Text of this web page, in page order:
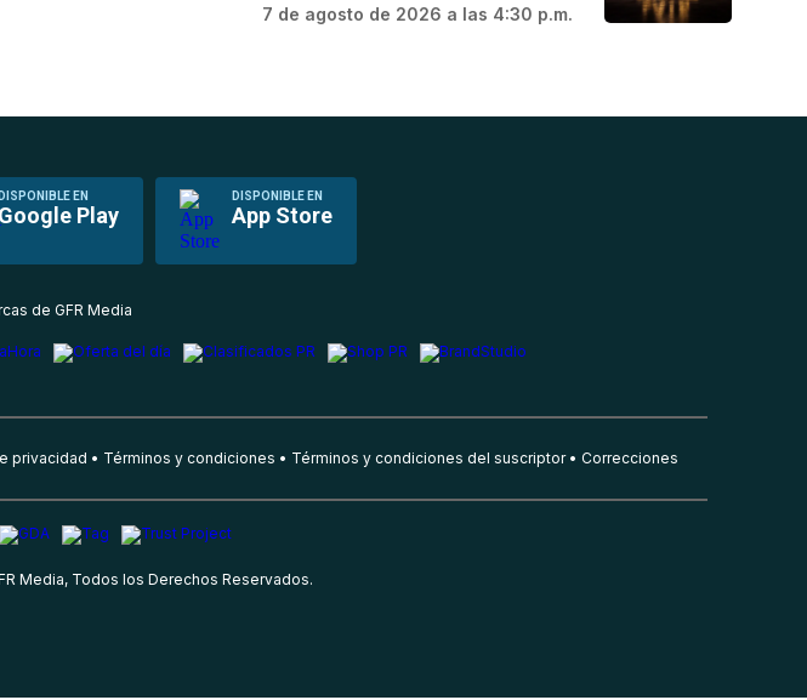
7 de agosto de 2026 a las 4:30 p.m.
DISPONIBLE EN
Play
DISPONIBLE EN
App Store
de GFR Media
privacidad Términos y condiciones Términos y condiciones del suscriptor Correcciones
Media, Todos los Derechos Reservados.